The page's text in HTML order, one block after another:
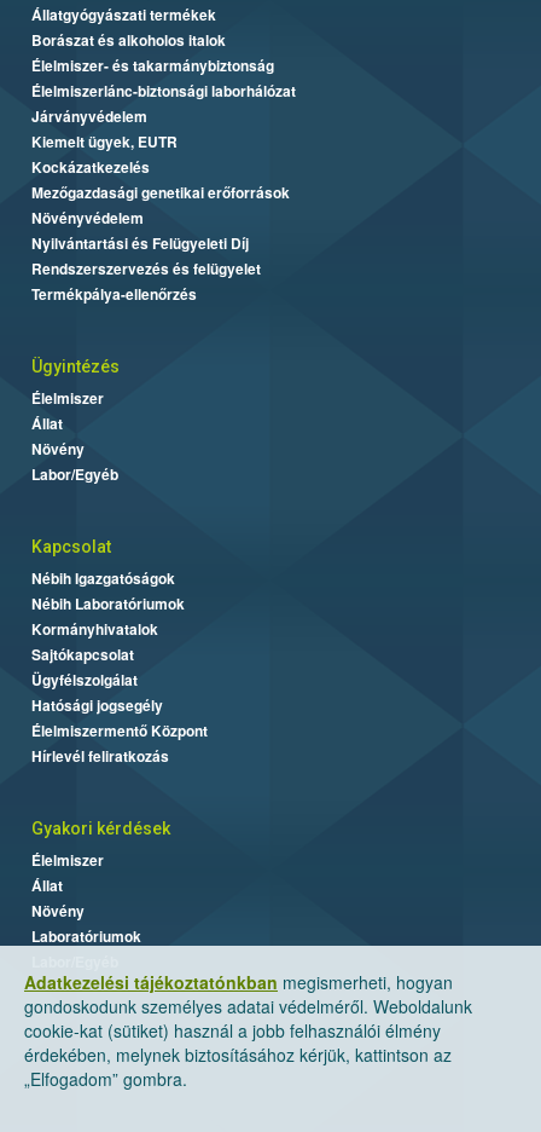
Adatkezelési tájékoztatónkban megismerheti, hogyan
gondoskodunk személyes adatai védelméről. Weboldalunk
cookie-kat (sütiket) használ a jobb felhasználói élmény
érdekében, melynek biztosításához kérjük, kattintson az
„Elfogadom” gombra.
Állatgyógyászati termékek
Borászat és alkoholos italok
Élelmiszer- és takarmánybiztonság
Élelmiszerlánc-biztonsági laborhálózat
Járványvédelem
Kiemelt ügyek, EUTR
Kockázatkezelés
Mezőgazdasági genetikai erőforrások
Növényvédelem
Nyilvántartási és Felügyeleti Díj
Rendszerszervezés és felügyelet
Termékpálya-ellenőrzés
Ügyintézés
Élelmiszer
Állat
Növény
Labor/Egyéb
Kapcsolat
Nébih Igazgatóságok
Nébih Laboratóriumok
Kormányhivatalok
Sajtókapcsolat
Ügyfélszolgálat
Hatósági jogsegély
Élelmiszermentő Központ
Hírlevél feliratkozás
Gyakori kérdések
Élelmiszer
Állat
Növény
Laboratóriumok